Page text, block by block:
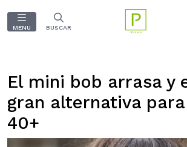
MENU BUSCAR
El mini bob arrasa y
gran alternativa
40+